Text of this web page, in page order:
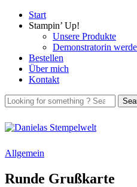
Start
Stampin’ Up!
Unsere Produkte
Demonstratorin
Bestellen
Über mich
Kontakt
Allgemein
Runde Grußkarte